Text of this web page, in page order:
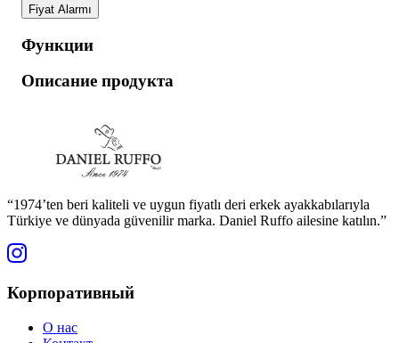
Fiyat Alarmı
Функции
Описание продукта
“1974’ten beri kaliteli ve uygun fiyatlı deri erkek ayakkabılarıyla
Türkiye ve dünyada güvenilir marka. Daniel Ruffo ailesine katılın.”
Корпоративный
О нас